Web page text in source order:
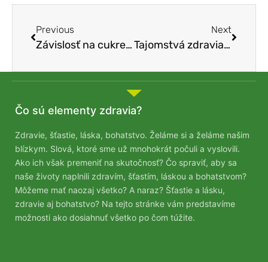
Previous
Závislosť na cukre – očista
Next
Tajomstvá zdravia 297 – Život na vidieku a zdravie (Porovnanie pokožky mestských žien s pokožkou žien na vidieku)
Čo sú elementy zdravia?
Zdravie, šťastie, láska, bohatstvo. Želáme si a želáme našim
blízkym. Slová, ktoré sme už mnohokrát počuli a vyslovili.
Ako ich však premeniť na skutočnosť? Čo spraviť, aby sa
naše životy naplnili zdravím, šťastím, láskou a bohatstvom?
Môžeme mať naozaj všetko? A naraz? Šťastie a lásku,
zdravie aj bohatstvo? Na tejto stránke vám predstavíme
možnosti ako dosiahnuť všetko po čom túžite.